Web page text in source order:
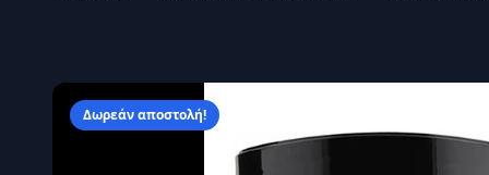
Κρεατίνη
Δωρεάν αποστολή!